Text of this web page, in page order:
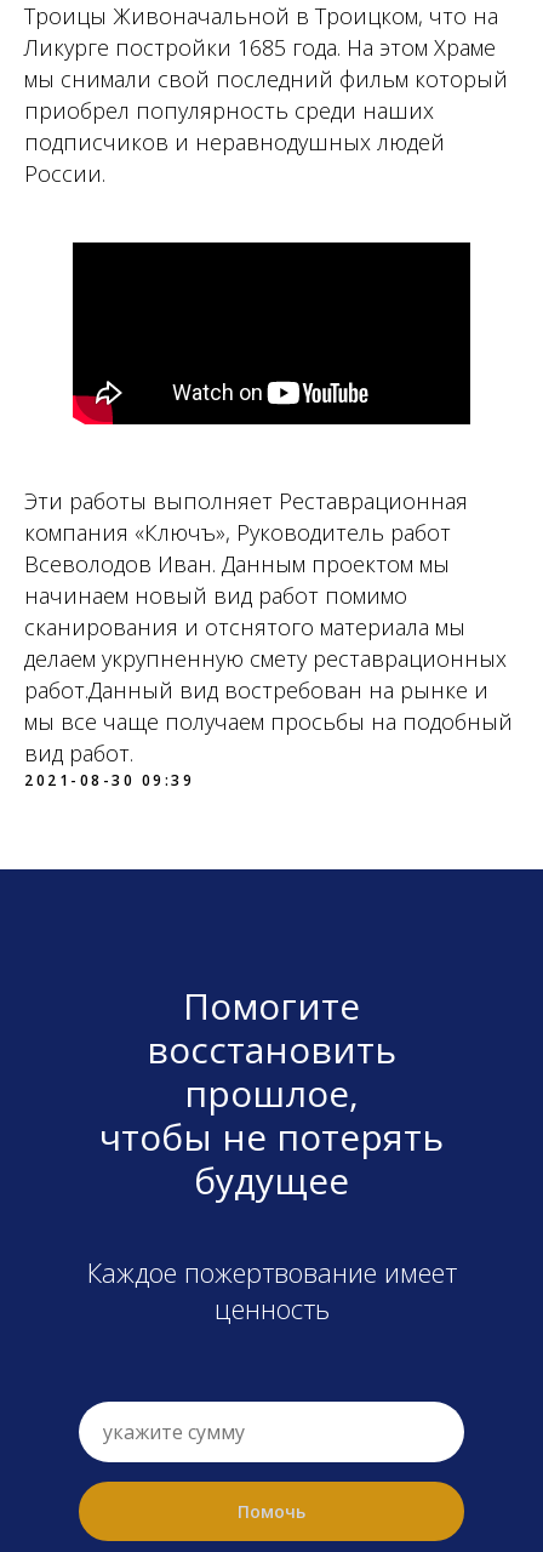
Троицы Живоначальной в Троицком, что на
Ликурге постройки 1685 года. На этом Храме
мы снимали свой последний фильм который
приобрел популярность среди наших
подписчиков и неравнодушных людей
России.
Эти работы выполняет Реставрационная
компания «Ключъ», Руководитель работ
Всеволодов Иван. Данным проектом мы
начинаем новый вид работ помимо
сканирования и отснятого материала мы
делаем укрупненную смету реставрационных
работ.Данный вид востребован на рынке и
мы все чаще получаем просьбы на подобный
вид работ.
2021-08-30 09:39
Помогите
восстановить
прошлое,
чтобы не потерять
будущее
Каждое пожертвование имеет
ценность
Помочь